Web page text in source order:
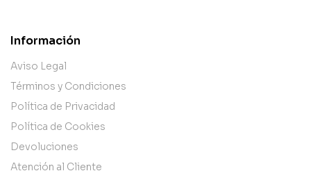
Información
Aviso Legal
Términos y Condiciones
Política de Privacidad
Política de Cookies
Devoluciones
Atención al Cliente